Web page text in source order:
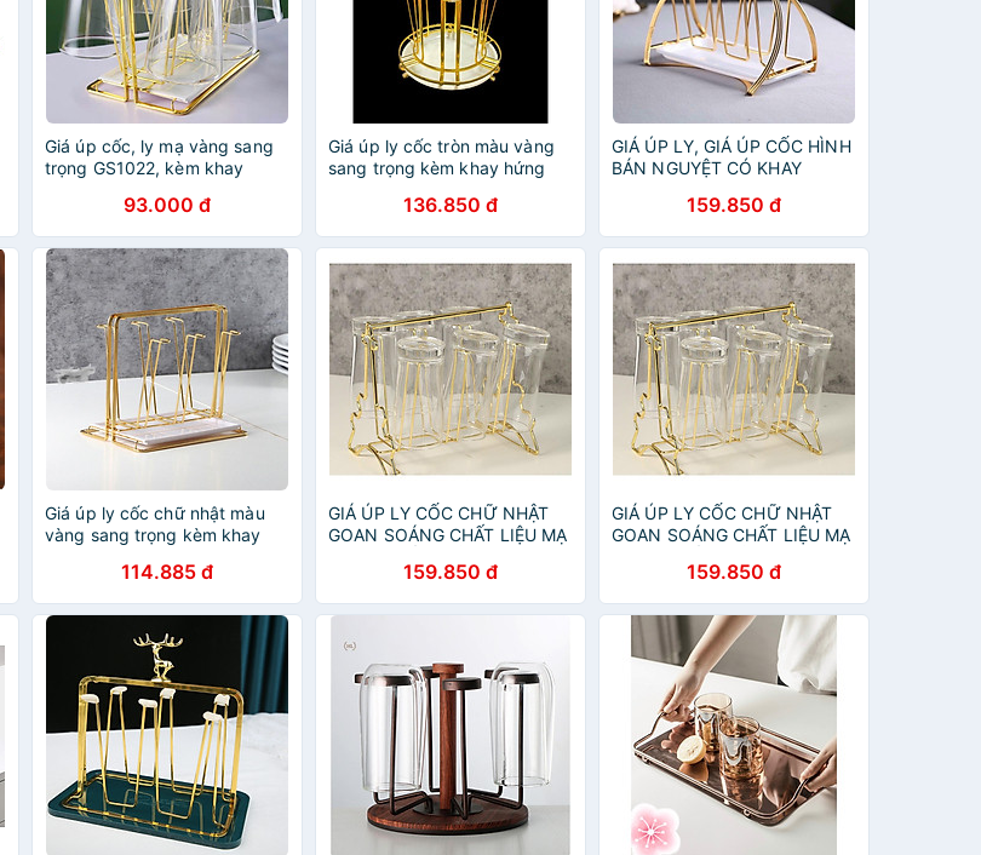
Giá úp cốc, ly mạ vàng sang
trọng GS1022, kèm khay
93.000 đ
Giá úp ly cốc tròn màu vàng
sang trọng kèm khay hứng
136.850 đ
GIÁ ÚP LY, GIÁ ÚP CỐC HÌNH
BÁN NGUYỆT CÓ KHAY
159.850 đ
Giá úp ly cốc chữ nhật màu
vàng sang trọng kèm khay
114.885 đ
GIÁ ÚP LY CỐC CHỮ NHẬT
GOAN SOÁNG CHẤT LIỆU MẠ
159.850 đ
GIÁ ÚP LY CỐC CHỮ NHẬT
GOAN SOÁNG CHẤT LIỆU MẠ
159.850 đ